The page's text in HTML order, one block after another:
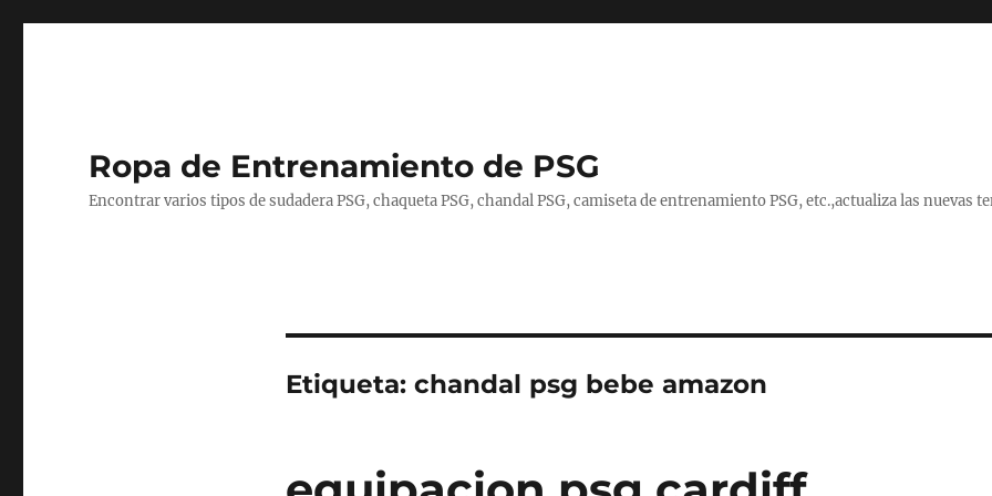
Ropa de Entrenamiento de PSG
Encontrar varios tipos de sudadera PSG, chaqueta PSG, chandal PSG, camiseta de entrenamiento PSG, etc.,actualiza las nuevas
Etiqueta: chandal psg bebe amazon